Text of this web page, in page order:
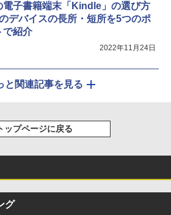
電子書籍端末「Kindle」の選び方
デバイスの長所・短所を5つのポ
で紹介
2022年11月24日
と関連記事を見る
ップページに戻る
グ